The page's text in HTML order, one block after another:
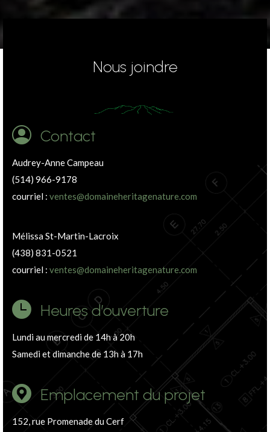
Nous joindre
Contact
Audrey-Anne Campeau
(514) 966-9178
courriel : ventes@domaineheritagenature.com
Mélissa St-Martin-Lacroix
(438) 831-0521
courriel : ventes@domaineheritagenature.com
Heures d’ouverture
Lundi au mercredi de 14h à 20h
Samedi et dimanche de 13h à 17h
Emplacement du projet
152, rue Promenade du Cerf